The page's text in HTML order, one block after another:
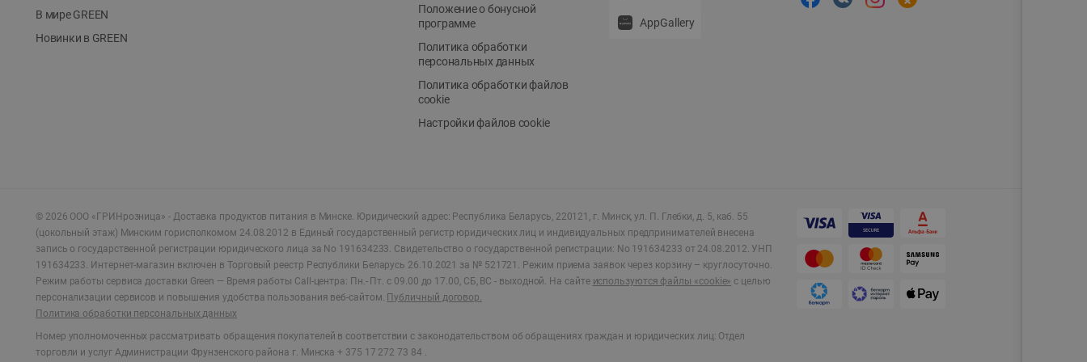
В мире GREEN
Новинки в GREEN
Положение о бонусной
программе
Политика обработки
персональных данных
Политика обработки файлов
cookie
Настройки файлов cookie
AppGallery
© 2026 ООО «ГРИНрозница» - Доставка продуктов питания в Минске. Юридический адрес: Республика Беларусь, 220121, г. Минск, ул. П. Глебки, д. 5, каб. 55
(цокольный этаж) Минским горисполкомом 24.08.2012 в Единый государственный регистр юридических лиц и индивидуальных предпринимателей внесена
запись о государственной регистрации юридического лица за No 191634233. Свидетельство о государственной регистрации: No 191634233 от 24.08.2012. УНП
191634233. Интернет-магазин включен в Торговый реестр Республики Беларусь 26.10.2021 за № 521721. Режим приема заявок через корзину – круглосуточно.
Режим работы сервиса доставки Green — Время работы Call-центра: Пн.- Пт. с 09.00 до 17.00, СБ, ВС - выходной. На сайте используются файлы «cookie» с целью
персонализации сервисов и повышения удобства пользования веб-сайтом. Публичный договор.
Политика обработки персональных данных
Номер уполномоченных рассматривать обращения покупателей в соответствии с законодательством об обращениях граждан и юридических лиц: Отдел
торговли и услуг Администрации Фрунзенского района г. Минска + 375 17 272 73 84 .